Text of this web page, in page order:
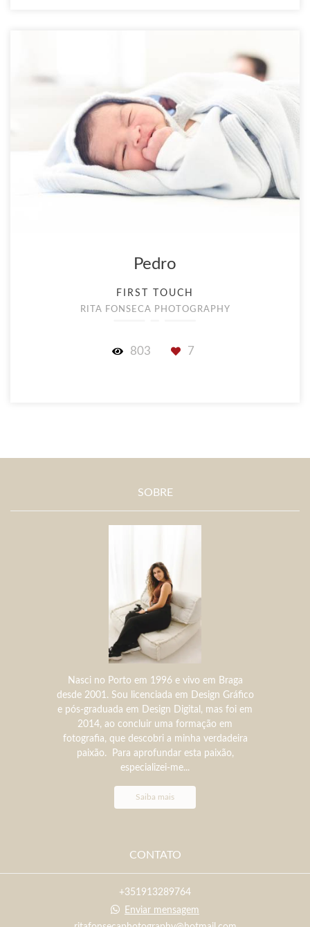
Pedro
FIRST TOUCH
RITA FONSECA PHOTOGRAPHY
803 7
SOBRE
Nasci no Porto em 1996 e vivo em Braga
desde 2001. Sou licenciada em Design Gráfico
e pós-graduada em Design Digital, mas foi em
2014, ao concluir uma formação em
fotografia, que descobri a minha verdadeira
paixão. Para aprofundar esta paixão,
especializei-me...
Saiba mais
CONTATO
+351913289764
Enviar mensagem